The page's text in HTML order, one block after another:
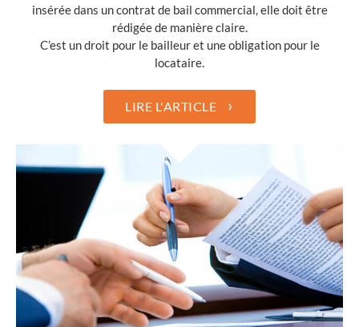
insérée dans un contrat de bail commercial, elle doit être
rédigée de manière claire.
C’est un droit pour le bailleur et une obligation pour le
locataire.
LIRE L'ARTICLE ›